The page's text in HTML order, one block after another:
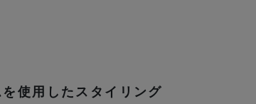
使用したスタイリング